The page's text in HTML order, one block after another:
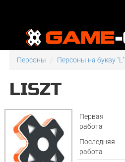
Персоны Персоны на букву "L"
LISZT
Первая
работа
Последняя
работа